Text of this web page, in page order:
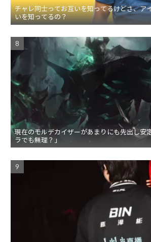
チャレ同士ってお互いを知ってるけどさ、ア
いを知ってるの？
現在のモルデカイザーがあまりにも先出し安
ラでも無理？」